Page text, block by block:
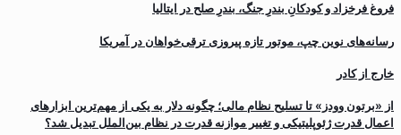
فروغ فرخزاد و کودکانِ بندرِ جنگ، بندرِ صلح در ایتالیا
رسانه‌های نوین چپ، موتور تازه پیروزی ترقی‌خواهان در آمریکا
خارج از کادر
از «برتون وودز» تا تسلیح نظام مالی؛ چگونه دلار به یکی از مهم‌ترین ابزارهای
اعمال قدرت ژئوپلیتیکی و تغییر موازنه قدرت در نظام بین‌الملل تبدیل شد؟